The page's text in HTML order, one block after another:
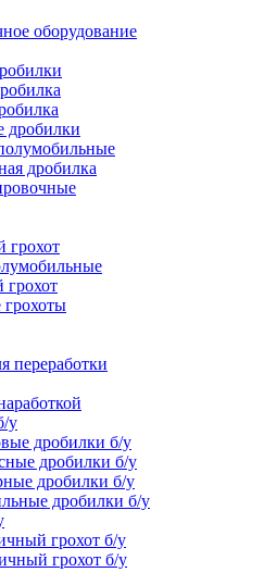
оборудование
дробилки
дробилка
грохот
переработки
у
дробилки б/у
дробилки б/у
дробилки б/у
дробилки б/у
грохот б/у
грохот б/у